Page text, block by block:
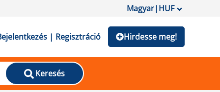
Magyar|HUF
| Regisztráció Hirdesse meg!
Keresés